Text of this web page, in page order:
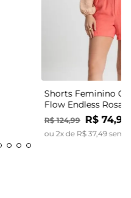
Shorts Feminino
Flow Endless Rosa
R$ 124,99 R$ 74,99
ou 2x de R$ 37,49sem